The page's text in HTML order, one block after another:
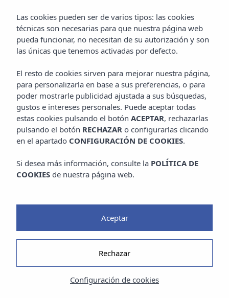
Las cookies pueden ser de varios tipos: las cookies
técnicas son necesarias para que nuestra página web
pueda funcionar, no necesitan de su autorización y son
las únicas que tenemos activadas por defecto.
El resto de cookies sirven para mejorar nuestra página,
para personalizarla en base a sus preferencias, o para
poder mostrarle publicidad ajustada a sus búsquedas,
gustos e intereses personales. Puede aceptar todas
estas cookies pulsando el botón ACEPTAR, rechazarlas
pulsando el botón RECHAZAR o configurarlas clicando
en el apartado CONFIGURACIÓN DE COOKIES.
Si desea más información, consulte la POLÍTICA DE
COOKIES de nuestra página web.
Configuración de cookies
Rechazar
Aceptar